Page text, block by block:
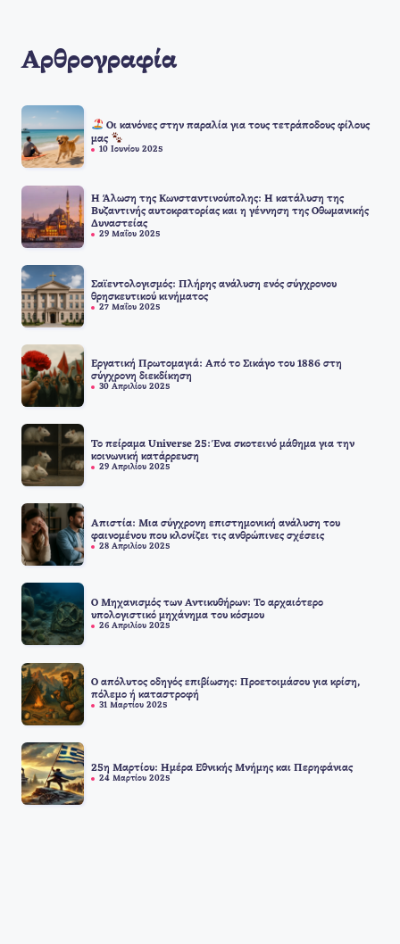
Αρθρογραφία
Οι κανόνες στην παραλία για τους τετράποδους φίλους
μας
10 Ιουνίου 2025
Η Άλωση της Κωνσταντινούπολης: Η κατάλυση της
Βυζαντινής αυτοκρατορίας και η γέννηση της Οθωμανικής
Δυναστείας
29 Μαΐου 2025
Σαϊεντολογισμός: Πλήρης ανάλυση ενός σύγχρονου
θρησκευτικού κινήματος
27 Μαΐου 2025
Εργατική Πρωτομαγιά: Από το Σικάγο του 1886 στη
σύγχρονη διεκδίκηση
30 Απριλίου 2025
Το πείραμα Universe 25: Ένα σκοτεινό μάθημα για την
κοινωνική κατάρρευση
29 Απριλίου 2025
Απιστία: Μια σύγχρονη επιστημονική ανάλυση του
φαινομένου που κλονίζει τις ανθρώπινες σχέσεις
28 Απριλίου 2025
Ο Μηχανισμός των Αντικυθήρων: Το αρχαιότερο
υπολογιστικό μηχάνημα του κόσμου
26 Απριλίου 2025
Ο απόλυτος οδηγός επιβίωσης: Προετοιμάσου για κρίση,
πόλεμο ή καταστροφή
31 Μαρτίου 2025
25η Μαρτίου: Ημέρα Εθνικής Μνήμης και Περηφάνιας
24 Μαρτίου 2025